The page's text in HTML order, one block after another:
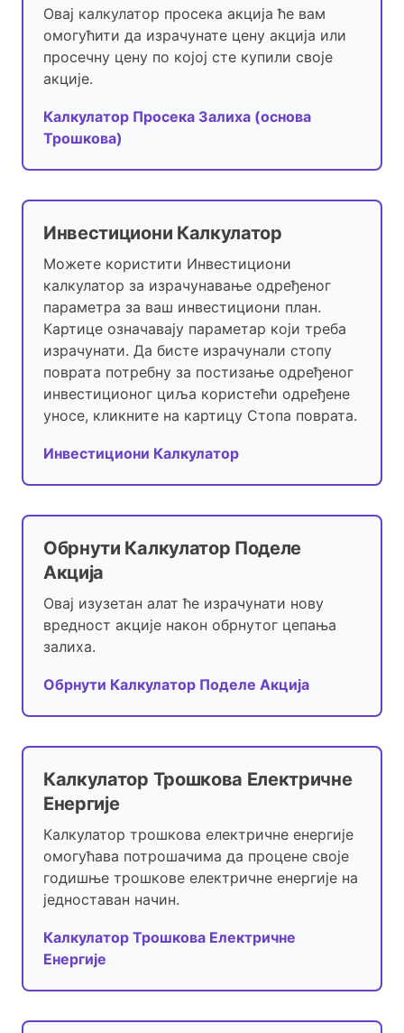
Овај калкулатор просека акција ће вам
омогућити да израчунате цену акција или
просечну цену по којој сте купили своје
акције.
Калкулатор Просека Залиха (основа
Трошкова)
Инвестициони Калкулатор
Можете користити Инвестициони
калкулатор за израчунавање одређеног
параметра за ваш инвестициони план.
Картице означавају параметар који треба
израчунати. Да бисте израчунали стопу
поврата потребну за постизање одређеног
инвестиционог циља користећи одређене
уносе, кликните на картицу Стопа поврата.
Инвестициони Калкулатор
Обрнути Калкулатор Поделе
Акција
Овај изузетан алат ће израчунати нову
вредност акције након обрнутог цепања
залиха.
Обрнути Калкулатор Поделе Акција
Калкулатор Трошкова Електричне
Енергије
Калкулатор трошкова електричне енергије
омогућава потрошачима да процене своје
годишње трошкове електричне енергије на
једноставан начин.
Калкулатор Трошкова Електричне
Енергије